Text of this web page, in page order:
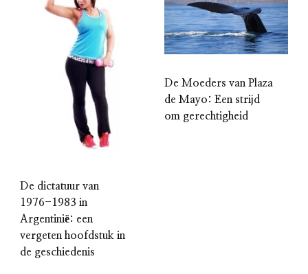
De dictatuur van
1976-1983 in
Argentinië: een
vergeten hoofdstuk in
de geschiedenis
De Moeders van Plaza
de Mayo: Een strijd
om gerechtigheid